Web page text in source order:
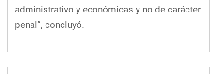
administrativo y económicas y no de carácter
penal”, concluyó.